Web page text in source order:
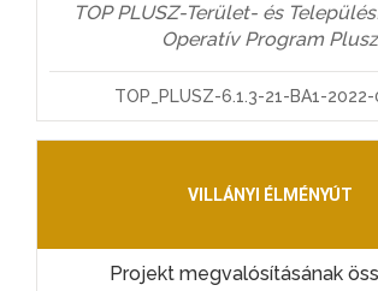
TOP PLUSZ-Terület- és
Operatív Program Plusz
TOP_PLUSZ-6.1.3-21-BA1-
VILLÁNYI ÉLMÉNYÚT
Projekt megvalósításának